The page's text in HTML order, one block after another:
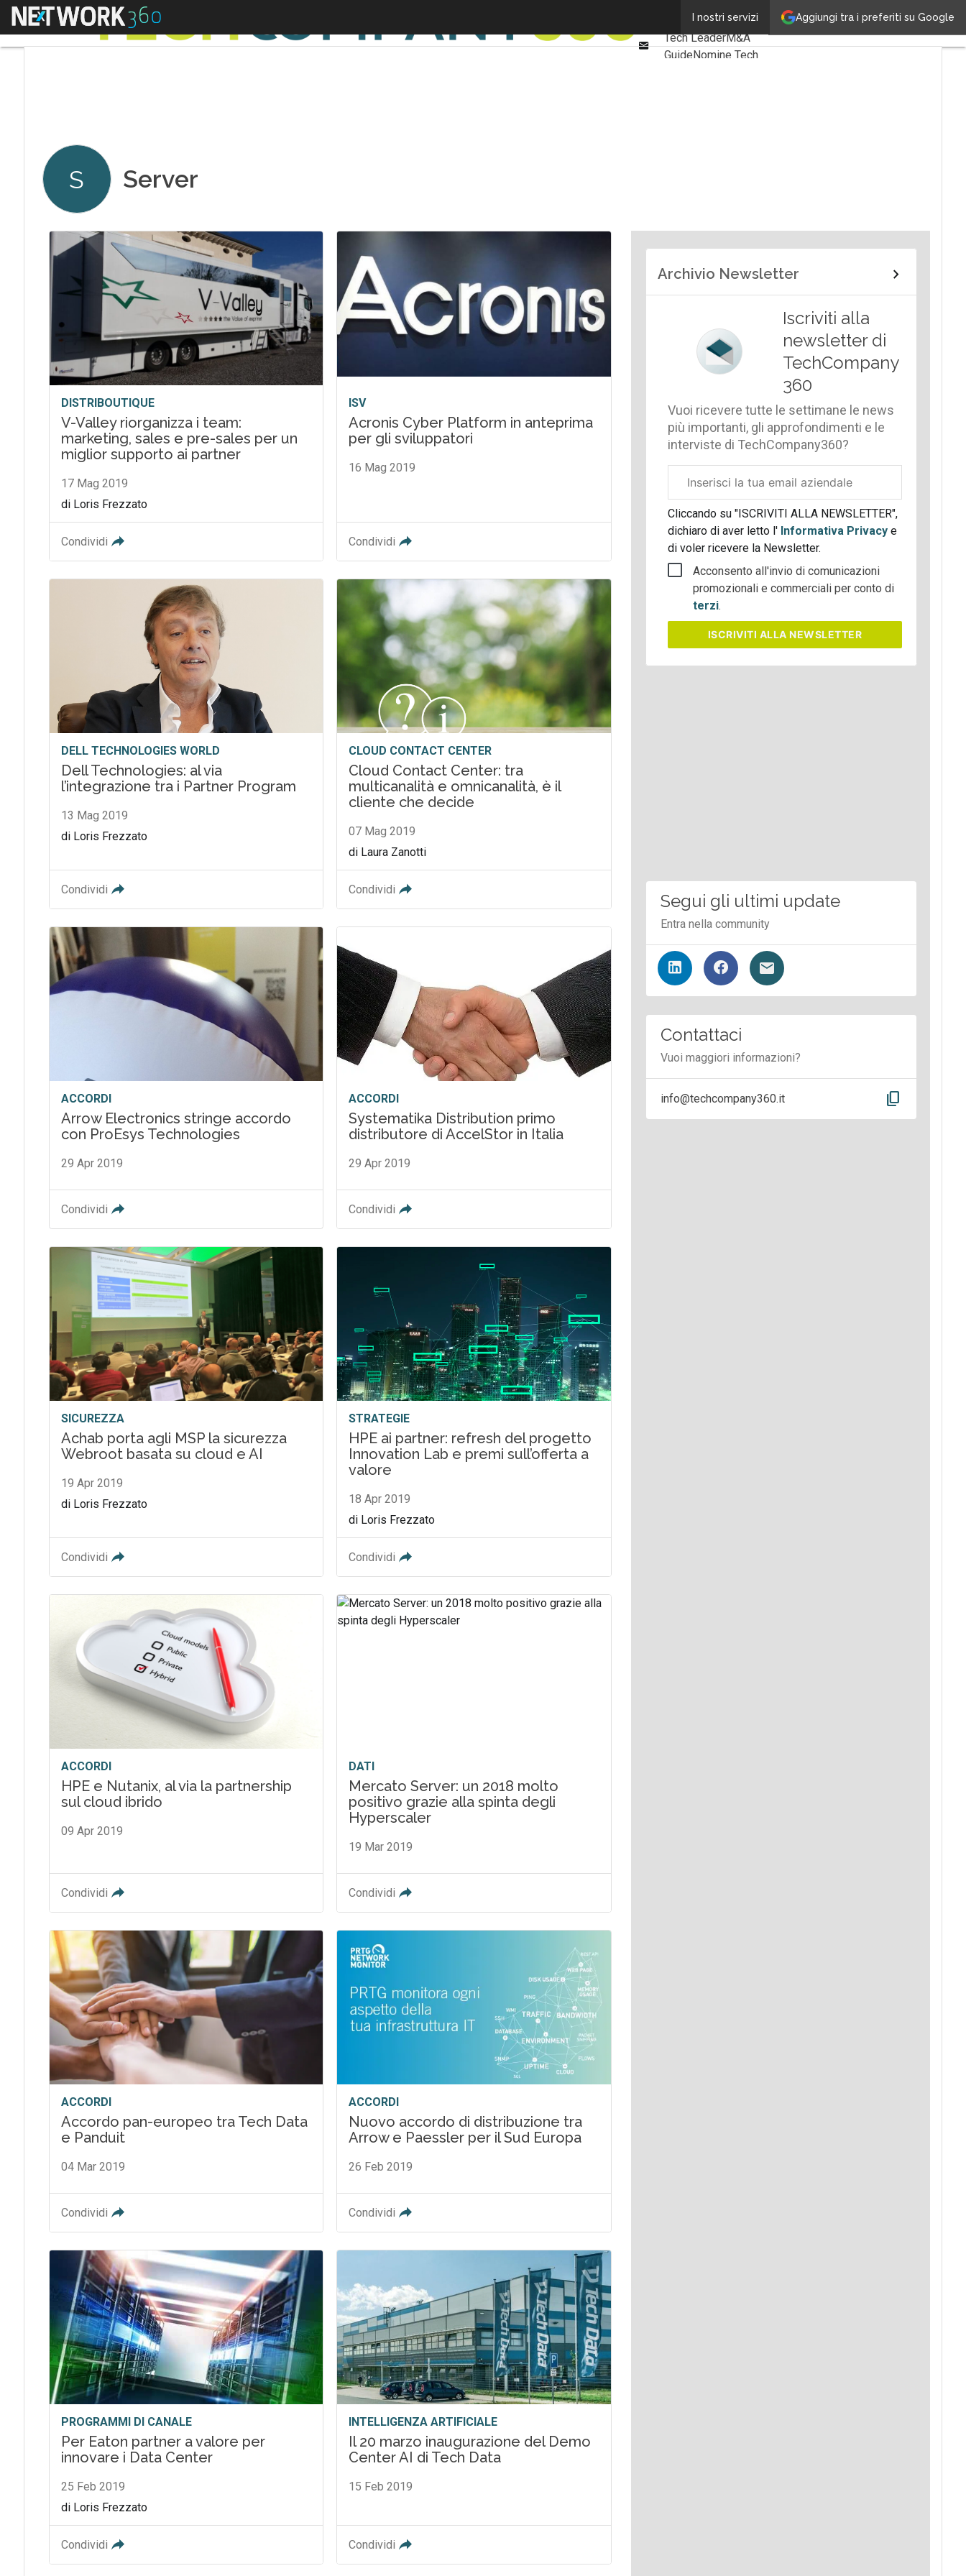
Aggiungi tra i preferiti su Google
I nostri servizi
Menu
Email
Ultimi articoli
Tech LeaderM&A
GuideNomine Tech
S Server
DISTRIBOUTIQUE
V-Valley riorganizza i team:
marketing, sales e pre-sales per un
miglior supporto ai partner
17 Mag 2019
di Loris Frezzato
Condividi
ISV
Acronis Cyber Platform in anteprima
per gli sviluppatori
16 Mag 2019
Condividi
DELL TECHNOLOGIES WORLD
Dell Technologies: al via
l’integrazione tra i Partner Program
13 Mag 2019
di Loris Frezzato
Condividi
CLOUD CONTACT CENTER
Cloud Contact Center: tra
multicanalità e omnicanalità, è il
cliente che decide
07 Mag 2019
di Laura Zanotti
Condividi
ACCORDI
Arrow Electronics stringe accordo
con ProEsys Technologies
29 Apr 2019
Condividi
ACCORDI
Systematika Distribution primo
distributore di AccelStor in Italia
29 Apr 2019
Condividi
SICUREZZA
Achab porta agli MSP la sicurezza
Webroot basata su cloud e AI
19 Apr 2019
di Loris Frezzato
Condividi
STRATEGIE
HPE ai partner: refresh del progetto
Innovation Lab e premi sull’offerta a
valore
18 Apr 2019
di Loris Frezzato
Condividi
ACCORDI
HPE e Nutanix, al via la partnership
sul cloud ibrido
09 Apr 2019
Condividi
DATI
Mercato Server: un 2018 molto
positivo grazie alla spinta degli
Hyperscaler
19 Mar 2019
Condividi
ACCORDI
Accordo pan-europeo tra Tech Data
e Panduit
04 Mar 2019
Condividi
ACCORDI
Nuovo accordo di distribuzione tra
Arrow e Paessler per il Sud Europa
26 Feb 2019
Condividi
PROGRAMMI DI CANALE
Per Eaton partner a valore per
innovare i Data Center
25 Feb 2019
di Loris Frezzato
Condividi
INTELLIGENZA ARTIFICIALE
Il 20 marzo inaugurazione del Demo
Center AI di Tech Data
15 Feb 2019
Condividi
Archivio Newsletter
Iscriviti alla
newsletter di
TechCompany
360
Vuoi ricevere tutte le settimane le news
più importanti, gli approfondimenti e le
interviste di TechCompany360?
aziendale
Cliccando su "ISCRIVITI ALLA NEWSLETTER",
dichiaro di aver letto l'Informativa Privacy e
di voler ricevere la Newsletter.
Acconsento all'invio di comunicazioni
promozionali e commerciali per conto di
terzi.
ISCRIVITI ALLA NEWSLETTER
Segui gli ultimi update
Entra nella community
Contattaci
Vuoi maggiori informazioni?
info@techcompany360.it content_copy